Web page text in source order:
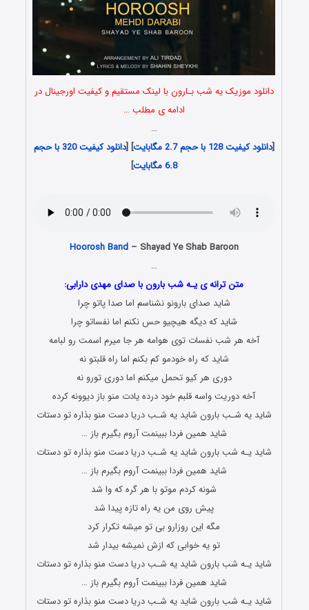
دانلود موزیک یه شب بـارون با لینک مستقیم و کیفیت اورجینال در
ادامه ی مطلب …
…
[دانلود کیفیت 128 با حجم 2.7 مگابایت ] [
دانلود کیفیت 320 با حجم
6.8 مگابایت
]
Hoorosh Band– Shayad Ye Shab Baroon
…
متن ترانه ی یـه شب بارون با صدای مهدی دارابی:
شاید صدای بارونو نشناسم اما صدا پاتو چرا
شاید که دیگه هیچیو حس نکنم اما نفساتو چرا
آخه هر شب نفسات توی هوامه هر جا میرم اسمت رو لبامه
شاید که راه خودمو کم بکنم اما راه قلبتو نه
دوری هر کیو تحمل میکنم اما دوری تورو نه
آخه دوریت واسه قلبم خود درده یادت منو باز دیوونه کرده
شاید یه شـب بارون شاید یه شـب دریا دست منو بذاره تو دستات
شاید همین فردا ببینمت آروم بگیرم باز …
شاید یـه شب بارون شاید یه شـب دریا دست منو بذاره تو دستات
شاید همین فردا ببینمت آروم بگیرم باز …
شونه کردم موتو با هر گره که وا شد
پیش روی من یه راه تازه پیدا شد
مگه این روزارو بی تو میشه تکرار کرد
تو یه خوابی که ازش نمیشه بیدار شد
شاید یـه شب بارون شاید یه شـب دریا دست منو بذاره تو دستات
شاید همین فردا ببینمت آروم بگیرم باز …
شاید یـه شب بارون شاید یه شـب دریا دست منو بذاره تو دستات